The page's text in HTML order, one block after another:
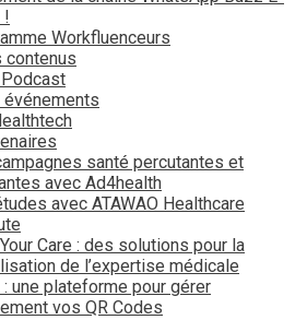
!
Workfluenceurs
contenus
santé percutantes et
avec Ad4health
avec ATAWAO Healthcare
Care : des solutions pour la
de l’expertise médicale
: une plateforme pour gérer
vos QR Codes